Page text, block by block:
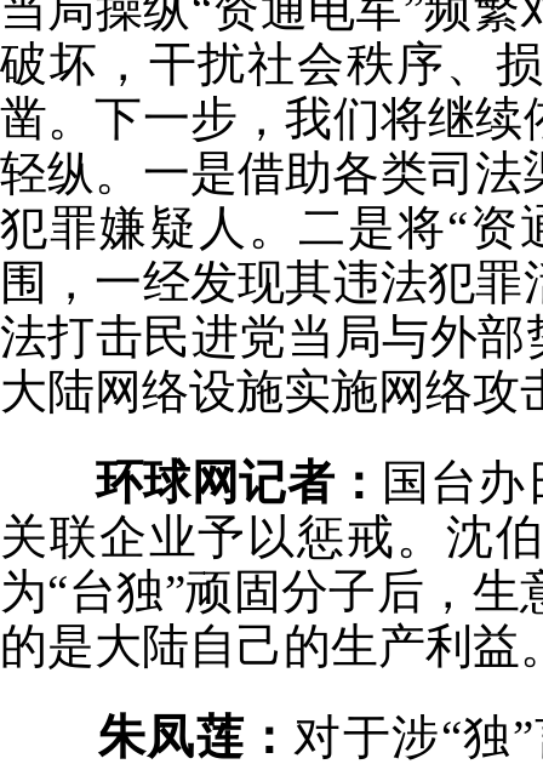
破坏，干扰社会秩序、
凿。下一步，我们将继
轻纵。一是借助各类司
犯罪嫌疑人。二是将“资
围，一经发现其违法犯
法打击民进党当局与外
大陆网络设施实施网络攻
环球网记者： 国台办
关联企业予以惩戒。沈
为“台独”顽固分子后，
的是大陆自己的生产利益
朱凤莲： 对于涉“独